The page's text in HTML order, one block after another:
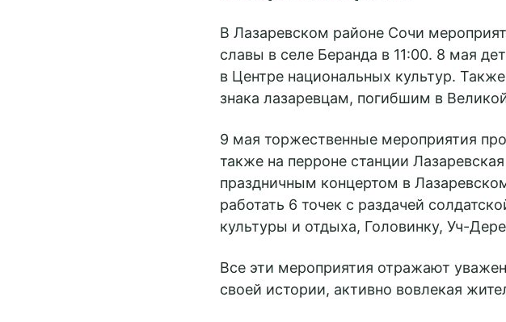
В Лазаревском районе Сочи
славы в селе Беранда в 11:00. 8 мая
в Центре национальных культур.
знака лазаревцам, погибшим в
9 мая торжественные мероприятия
также на перроне станции
праздничным концертом в
работать 6 точек с раздачей
культуры и отдыха, Головинку, Уч-
Все эти мероприятия отражают
своей истории, активно вовлекая